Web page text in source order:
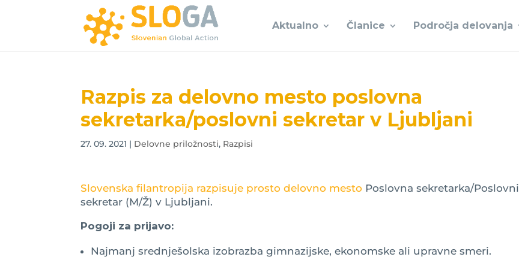
Aktualno Članice Področja delovanja
Razpis za delovno mesto poslovna
sekretarka/poslovni sekretar v Ljubljani
27. 09. 2021 | Delovne priložnosti, Razpisi
Slovenska filantropija razpisuje prosto delovno mesto Poslovna sekretarka/Poslovni
sekretar (M/Ž) v Ljubljani.
Pogoji za prijavo:
Najmanj srednješolska izobrazba gimnazijske, ekonomske ali upravne smeri.